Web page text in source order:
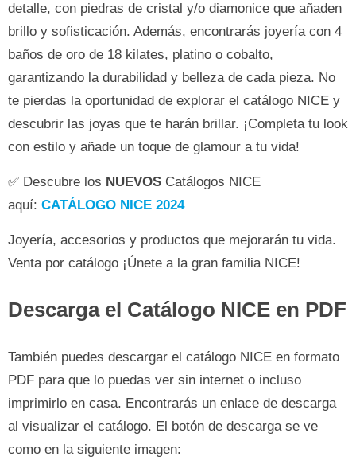
detalle, con piedras de cristal y/o diamonice que añaden
brillo y sofisticación. Además, encontrarás joyería con 4
baños de oro de 18 kilates, platino o cobalto,
garantizando la durabilidad y belleza de cada pieza. No
te pierdas la oportunidad de explorar el catálogo NICE y
descubrir las joyas que te harán brillar. ¡Completa tu look
con estilo y añade un toque de glamour a tu vida!
✅ Descubre los NUEVOS Catálogos NICE
aquí: CATÁLOGO NICE 2024
Joyería, accesorios y productos que mejorarán tu vida.
Venta por catálogo ¡Únete a la gran familia NICE!
Descarga el Catálogo NICE en PDF
También puedes descargar el catálogo NICE en formato
PDF para que lo puedas ver sin internet o incluso
imprimirlo en casa. Encontrarás un enlace de descarga
al visualizar el catálogo. El botón de descarga se ve
como en la siguiente imagen: